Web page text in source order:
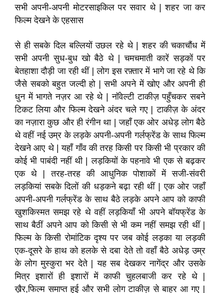
सभी अपनी-अपनी मोटरसाइकिल पर सवार थे | शहर जा कर
फिल्म देखने के एहसास
से ही सबके दिल बल्लियों उछल रहे थे | शहर की चकाचौंध में
सभी अपनी सुध-बुध खो बैठे थे | चमचमाती कारें सड़कों पर
बेतहाशा दौड़ी जा रही थीं | लोग इस रफ़्तार में भागे जा रहे थे कि
जैसे सबको बहुत जल्दी हो | सभी अपने में खोए और अपनी ही
धुन में भागते नज़र आ रहे थे | नॉवेल्टी टाकीज़ पहुँचकर सबने
टिकट लिया और फिल्म देखने अंदर चले गए | टाकीज़ के अंदर
का नज़ारा कुछ और ही रंगीन था | जहाँ एक ओर अधेड़ लोग बैठे
थे वहीं नई उम्र के लड़के अपनी-अपनी गर्लफ्रेंड के साथ फिल्म
देखने आए थे | यहाँ गाँव की तरह किसी पर किसी भी प्रकार की
कोई भी पाबंदी नहीं थी | लड़कियों के पहनावे भी एक से बढ़कर
एक थे | तरह-तरह की आधुनिक पोशाकों में सजी-संवरी
लड़कियां सबके दिलों की धड़कने बढ़ा रही थीं | एक ओर जहाँ
अपनी-अपनी गर्लफ्रेंड के साथ बैठे लड़के अपने आप को काफी
खुशकिस्मत समझ रहे थे वहीं लड़कियाँ भी अपने बॉयफ्रेंड के
साथ बैठीं अपने आप को किसी से भी कम नहीं समझ रही थीं |
फिल्म के किसी रोमांटिक दृश्य पर जब कोई लड़का या लड़की
एक-दूसरे के हाथ को हलके से दबा देते तो वहाँ बैठे अधेड़ उम्र
के लोग मुस्कुरा भर देते | यह सब देखकर नागेंद्र और उसके
मित्र इशारों ही इशारों में काफी चुहलबाजी कर रहे थे |
ख़ैर,फिल्म समाप्त हुई और सभी लोग टाकीज़ से बाहर आ गए |